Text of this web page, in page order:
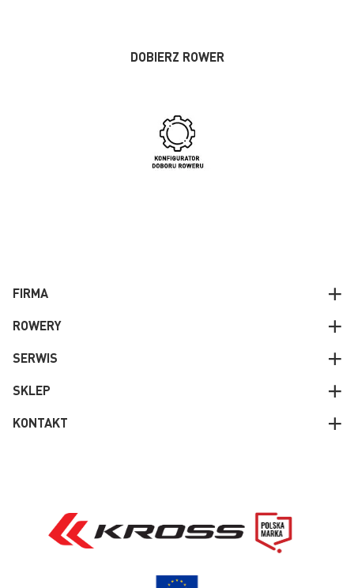
DOBIERZ ROWER
FIRMA
ROWERY
SERWIS
SKLEP
KONTAKT